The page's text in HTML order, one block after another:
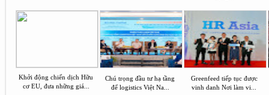
Khởi động chiến dịch Hữu
cơ EU, đưa những giá...
Chú trọng đầu tư hạ tầng
để logistics Việt Na...
Greenfeed tiếp tục được
vinh danh Nơi làm vi...